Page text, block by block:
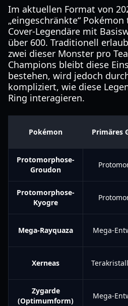
Im aktuellen Format von
„eingeschränkte“
Cover-Legendäre mit
über 600. Traditionell
zwei dieser Monster pro
Champions bleibt diese
bestehen, wird jedoch
kompliziert, wie diese
Ring interagieren.
Pokémon Primäres
Protomorphose-
Groudon
Protomorphose-
Kyogre
Mega-Rayquaza Mega-
Xerneas
Zygarde
(Optimumform)
Mega-